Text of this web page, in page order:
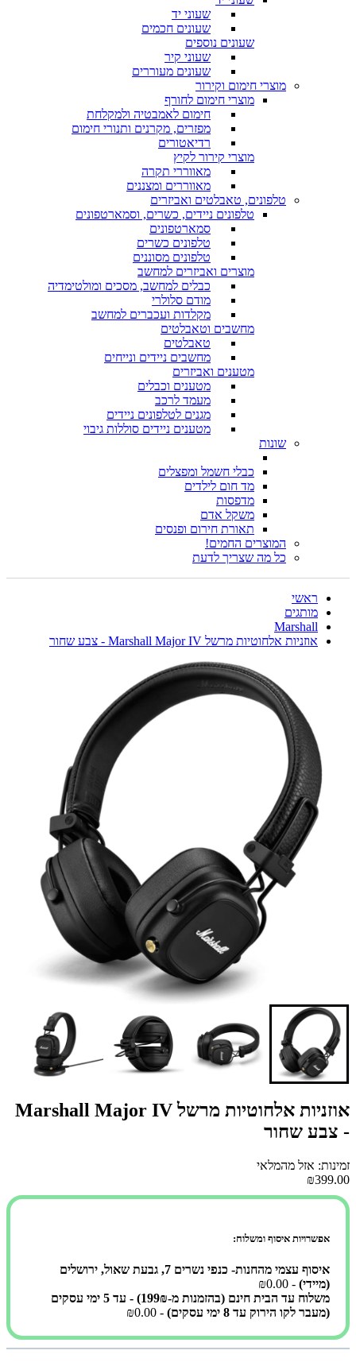
שעוני יד
שעונים חכמים
שעונים נוספים
שעוני קיר
שעונים מעוררים
מוצרי חימום וקירור
מוצרי חימום לחורף
חימום לאמבטיה ולמקלחת
מפזרים, מקרנים ותנורי חימום
רדיאטורים
מוצרי קירור לקיץ
מאווררי תקרה
מאווררים ומצננים
טלפונים, טאבלטים ואביזרים
טלפונים ניידים, כשרים, וסמארטפונים
סמארטפונים
טלפונים כשרים
טלפונים מסוננים
מוצרים ואביזרים למחשב
כבלים למחשב, מסכים ומולטימדיה
מודם סלולרי
מקלדות ועכברים למחשב
מחשבים וטאבלטים
טאבלטים
מחשבים ניידים ונייחים
מטענים ואביזרים
מטענים וכבלים
מעמד לרכב
מגנים לטלפונים ניידים
מטענים ניידים סוללות גיבוי
שונות
כבלי חשמל ומפצלים
מד חום לילדים
מדפסות
משקל אדם
תאורת חירום ופנסים
המוצרים החמים!
כל מה שצריך לדעת
ראשי
מותגים
Marshall
אוזניות אלחוטיות מרשל Marshall Major IV - צבע שחור
אוזניות אלחוטיות מרשל Marshall Major IV
- צבע שחור
זמינות: אזל מהמלאי
₪399.00
אפשרויות איסוף ומשלוח:
איסוף עצמי מהחנות- כנפי נשרים 7, גבעת שאול, ירושלים
(מיידי) - ₪0.00
משלוח עד הבית חינם (בהזמנות מ-199₪) - עד 5 ימי עסקים
(מעבר לקו הירוק עד 8 ימי עסקים)
- ₪0.00